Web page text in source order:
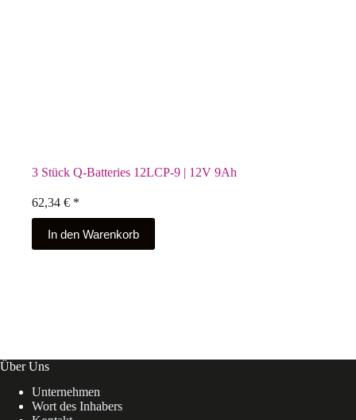
3 Stück Q-Batteries 12LCP-9 | 12V 9Ah
62,34 € *
In den Warenkorb
Über Uns
Unternehmen
Wort des Inhabers